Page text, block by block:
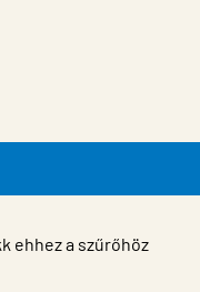
ehhez a szűrőhöz